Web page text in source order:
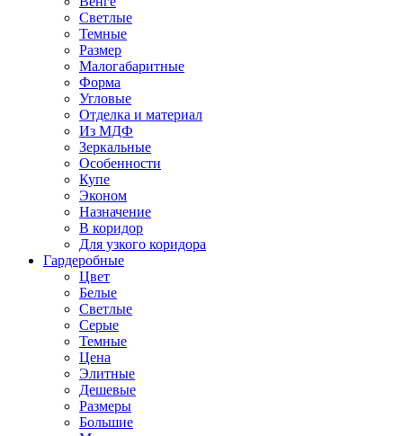
Светлые
Темные
Размер
Малогабаритные
Форма
Угловые
Отделка и материал
Из МДФ
Зеркальные
Особенности
Купе
Эконом
Назначение
В коридор
Для узкого коридора
Гардеробные
Цвет
Белые
Светлые
Серые
Темные
Цена
Элитные
Дешевые
Размеры
Большие